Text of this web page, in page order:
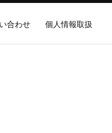
合わせ 個人情報取扱